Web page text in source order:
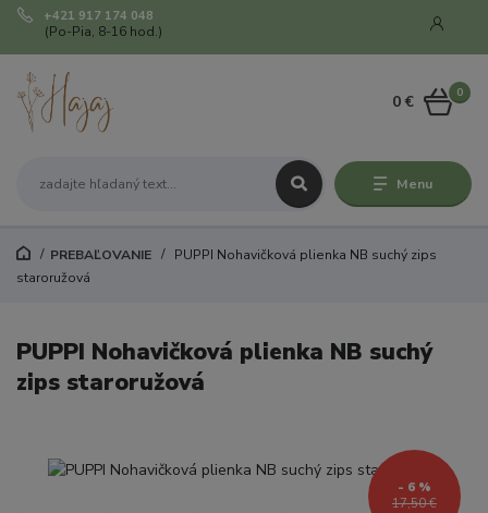
Menu
+421 917 174 048
(Po-Pia, 8-16 hod.)
0
0 €
PREBAĽOVANIE
PUPPI Nohavičková plienka NB suchý zips
staroružová
PUPPI Nohavičková plienka NB suchý
zips staroružová
17,50 €
- 6 %